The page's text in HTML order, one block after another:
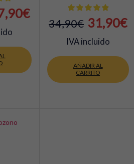
€El
precio
es:
47,90€.
34,90€ El
precio
original
era:
34,90€.
31,90€El
es:
IVA incluido
AÑADIR AL
CARRITO